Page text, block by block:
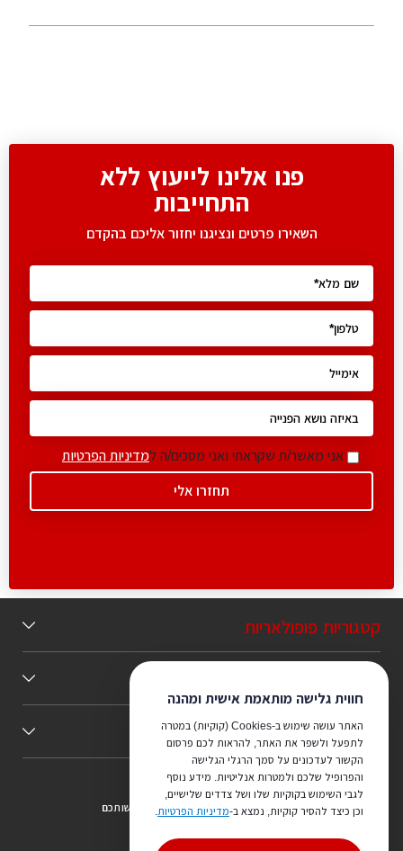
פנו אלינו לייעוץ ללא
התחייבות
השאירו פרטים ונציגנו יחזור אליכם בהקדם
אני מאשר/ת שקראתי ואני מסכים/ה למדיניות הפרטיות
חווית גלישה מותאמת אישית ומהנה
האתר עושה שימוש ב-Cookies (קוקיות) במטרה
לתפעל ולשפר את האתר, להראות לכם פרסום
הקשור לעדכונים על סמך הרגלי הגלישה
והפרופיל שלכם ולמטרות אנליטיות. מידע נוסף
לגבי השימוש בקוקיות שלו ושל צדדים שלישיים,
וכן כיצד להסיר קוקיות, נמצא ב-מדיניות הפרטיות.
קטגוריות פופולאריות
כללי
צריכים ייעוץ מהמקצוענים שלנו? נשמח לעמוד לרשותכם